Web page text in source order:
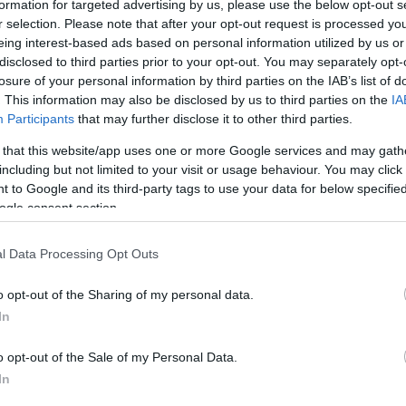
for targeted advertising by us, please use the below opt-out
selection. Please note that after your opt-out request is processed
interest-based ads based on personal information utilized by us
to third parties prior to your opt-out. You may separately
of your personal information by third parties on the IAB’s list of
This information may also be disclosed by us to third parties on the
Participants that may further disclose it to other third parties.
that this website/app uses one or more Google services and may
but not limited to your visit or usage behaviour. You may
to Google and its third-party tags to use your data for below
consent section.
Data Processing Opt Outs
opt-out of the Sharing of my personal data.
opt-out of the Sale of my Personal Data.
τον κόσμο σε έξι ημέρες και αναπαύθηκε την
ημέρα ανάπαυσης και λατρείας. Σε
με τις φάσεις της Σελήνης, η εβραϊκή
ανεξάρτητο από τη Σελήνη.
σύστημα. Για αιώνες, η ρωμαϊκή αστική
Όμως, καθώς η αστρολογία από την
η επταήμερη πλανητική εβδομάδα έγινε όλο
επτά κλασικούς πλανήτες.
Κωνσταντίνο
επίσημα την εβδομάδα των επτά
σε όλη την Ευρώπη. Ορισμένα από αυτά τα
γλώσσα. Η Κυριακή τιμά τον Ήλιο, η Δευτέρα τη